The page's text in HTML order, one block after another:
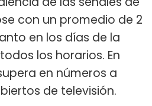
con un promedio de 2
en los días de la
los horarios. En
en números a
de televisión.